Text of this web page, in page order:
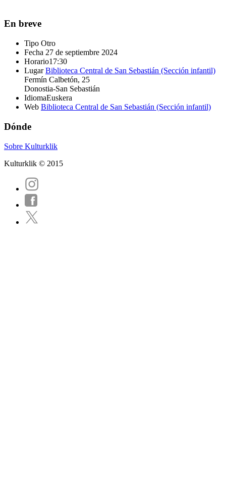
En breve
Tipo Otro
Fecha 27 de septiembre 2024
Horario17:30
Lugar Biblioteca Central de San Sebastián (Sección infantil)
Fermín Calbetón, 25
Donostia-San Sebastián
IdiomaEuskera
Web Biblioteca Central de San Sebastián (Sección infantil)
Dónde
Sobre Kulturklik
Kulturklik © 2015